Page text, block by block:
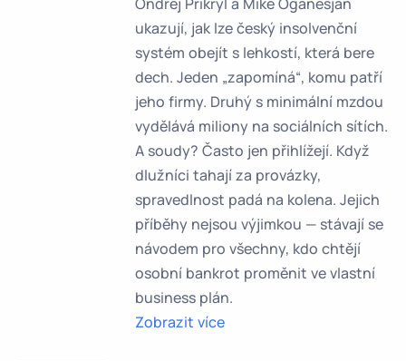
ukazují, jak lze český insolvenční
systém obejít s lehkostí, která bere
dech. Jeden „zapomíná“, komu patří
jeho firmy. Druhý s minimální mzdou
vydělává miliony na sociálních sítích.
A soudy? Často jen přihlížejí. Když
dlužníci tahají za provázky,
spravedlnost padá na kolena. Jejich
příběhy nejsou výjimkou — stávají se
návodem pro všechny, kdo chtějí
osobní bankrot proměnit ve vlastní
business plán.
Zobrazit více